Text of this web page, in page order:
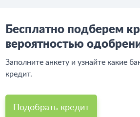
Бесплатно подберем
вероятностью
Заполните анкету и узнайте какие
кредит.
Подобрать кредит